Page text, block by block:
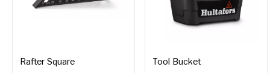
Rafter Square Tool Bucket